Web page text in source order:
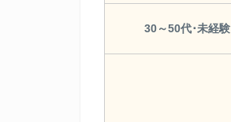
30～50代･未経験